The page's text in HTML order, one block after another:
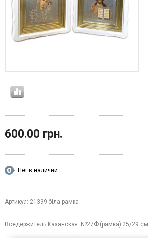
600.00 грн.
Нет в наличии
Артикул: 21399 біла рамка
Вседержитель Казанская №27Ф (рамка) 25/29 см